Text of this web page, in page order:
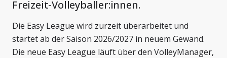
Freizeit-Volleyballer:innen.
Die Easy League wird zurzeit überarbeitet und
startet ab der Saison 2026/2027 in neuem Gewand.
Die neue Easy League läuft über den VolleyManager,